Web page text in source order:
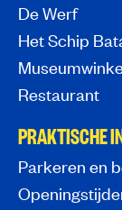
De Werf
Het Schip
Restaurant
PRAKTISCHE
Parkeren en